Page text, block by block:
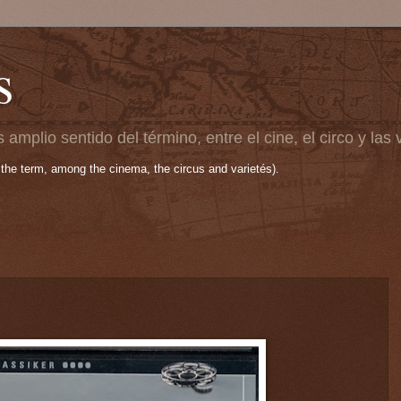
sentido del término, entre el cine, el circo y las
term, among the cinema, the circus and varietés).